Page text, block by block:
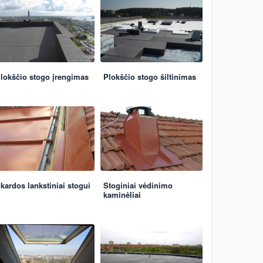
stogo įrengimas Plokščio stogo šiltinimas
lankstiniai stogui
Stoginiai vėdinimo
kaminėliai